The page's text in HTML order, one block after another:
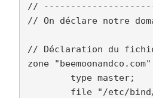
//
// On déclare notre
// Déclaration du
zone
        type master;
file "/etc/